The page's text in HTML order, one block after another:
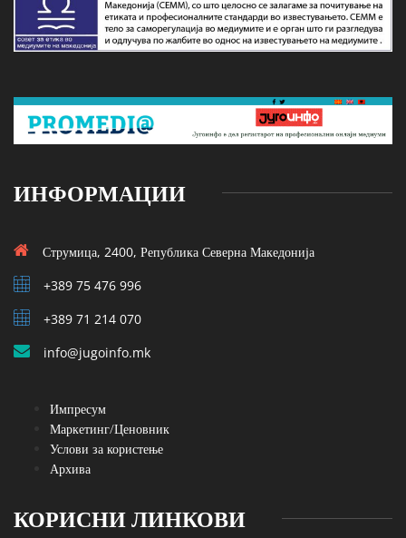
ИНФОРМАЦИИ
Струмица, 2400, Република Северна Македонија
+389 75 476 996
+389 71 214 070
info@jugoinfo.mk
Импресум
Маркетинг/Ценовник
Услови за користење
Архива
КОРИСНИ ЛИНКОВИ